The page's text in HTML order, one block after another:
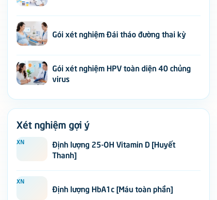
Gói xét nghiệm Đái tháo đường thai kỳ
Gói xét nghiệm HPV toàn diện 40 chủng
virus
Xét nghiệm gợi ý
XN
Định lượng 25-OH Vitamin D [Huyết
Thanh]
XN
Định lượng HbA1c [Máu toàn phần]